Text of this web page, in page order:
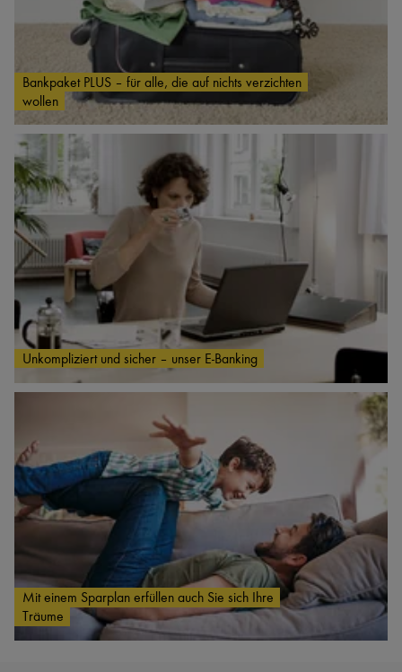
Bankpaket PLUS – für alle, die auf nichts verzichten
wollen
Unkompliziert und sicher – unser E-Banking
Mit einem Sparplan erfüllen auch Sie sich Ihre
Träume